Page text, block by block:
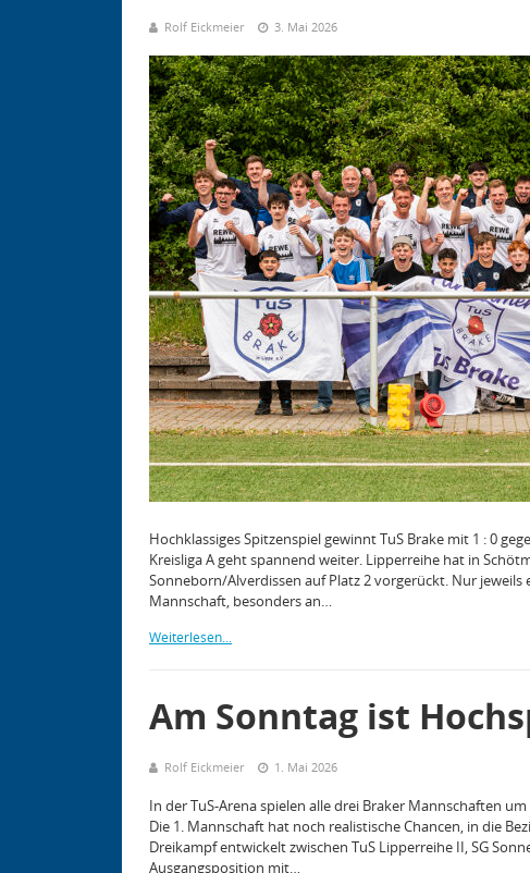
Rolf Eickmeier 3. Mai 2026
Hochklassiges Spitzenspiel gewinnt TuS Brake mit 1 : 0
Kreisliga A geht spannend weiter. Lipperreihe hat in
Sonneborn/Alverdissen auf Platz 2 vorgerückt. Nur
Mannschaft, besonders an…
Weiterlesen...
Am Sonntag ist
Rolf Eickmeier 1. Mai 2026
In der TuS-Arena spielen alle drei Braker Mannschaften
Die 1. Mannschaft hat noch realistische Chancen, in die
Dreikampf entwickelt zwischen TuS Lipperreihe II, SG
Ausgangsposition mit…